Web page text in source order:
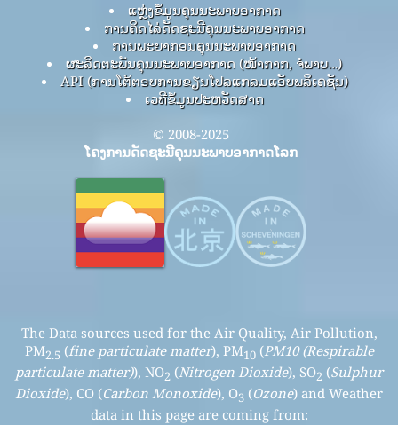
ແຫຼ່ງຂໍ້ມູນຄຸນນະພາບອາກາດ
ການຄິດໄລ່ດັດຊະນີຄຸນນະພາບອາກາດ
ການພະຍາກອນຄຸນນະພາບອາກາດ
ຜະລິດຕະພັນຄຸນນະພາບອາກາດ (ໜ້າກາກ, ຈໍພາບ…)
API (ການໂຕ້ຕອບການຂຽນໂປລແກລມແອັບພລິເຄຊັນ)
ເວທີຂໍ້ມູນປະຫວັດສາດ
© 2008-2025
ໂຄງການດັດຊະນີຄຸນນະພາບອາກາດໂລກ
The Data sources used for the Air Quality, Air Pollution,
PM2.5 (fine particulate matter), PM10(PM10 (Respirable
particulate matter)), NO2 (Nitrogen Dioxide), SO2 (Sulphur
Dioxide), CO (Carbon Monoxide), O3 (Ozone) and Weather
data in this page are coming from: